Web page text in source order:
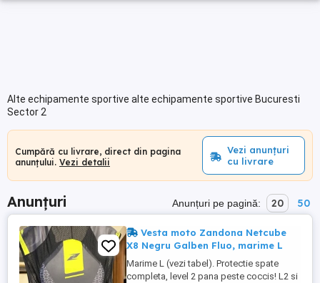
Alte echipamente sportive alte echipamente sportive Bucuresti
Sector 2
Cumpără cu livrare, direct din pagina
anunțului. Vezi detalii
Vezi anunțuri
cu livrare
Anunțuri Anunțuri pe pagină: 20 50
Vesta moto Zandona Netcube
X8 Negru Galben Fluo, marime L
Marime L (vezi tabel). Protectie spate
completa, level 2 pana peste coccis! L2 si